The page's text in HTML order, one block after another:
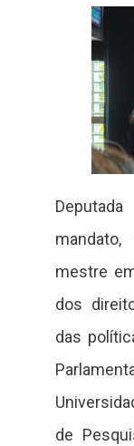
mestre
dos
das
de